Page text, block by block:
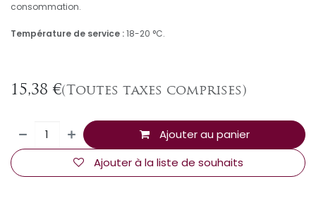
consommation.
Température de service :18-20 °C.
15,38 €(Toutes taxes comprises)
Ajouter au panier
Ajouter à la liste de souhaits